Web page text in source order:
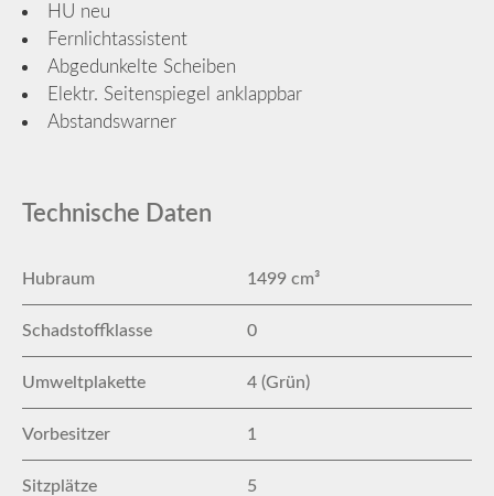
HU neu
Fernlichtassistent
Abgedunkelte Scheiben
Elektr. Seitenspiegel anklappbar
Abstandswarner
Technische Daten
Hubraum 1499 cm³
Schadstoffklasse 0
Umweltplakette 4 (Grün)
Vorbesitzer 1
Sitzplätze 5